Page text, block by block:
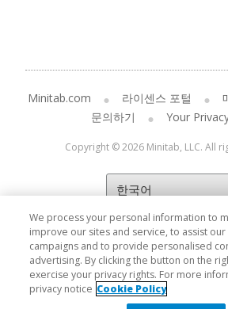
Minitab.com 라이센스 포털
문의하기
Your
Copyright © 2026 Minitab, LLC. All
We process your personal information to
improve our sites and service, to assist
campaigns and to provide personalised
advertising. By clicking the button on the
exercise your privacy rights. For more
privacy notice Cookie Policy